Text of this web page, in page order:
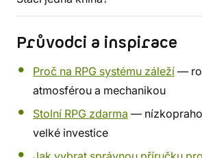
Průvodci a inspirace
Proč na RPG systému záleží —
atmosférou a mechanikou
Stolní RPG zdarma —
velké investice